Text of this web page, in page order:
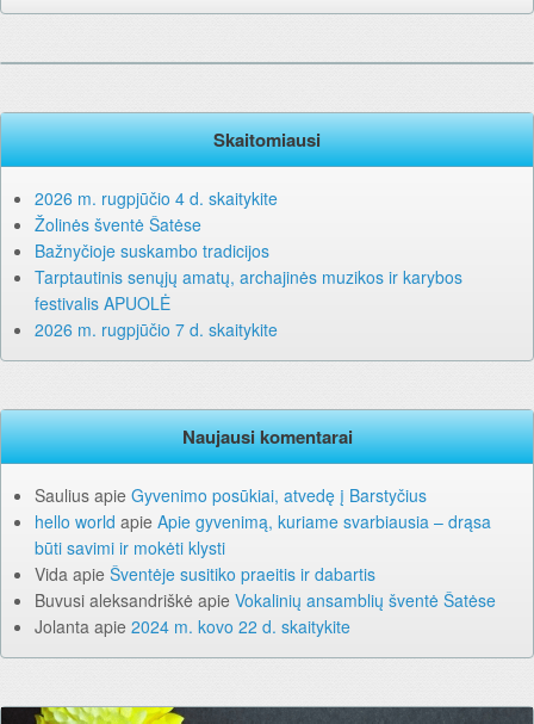
Skaitomiausi
2026 m. rugpjūčio 4 d. skaitykite
Žolinės šventė Šatėse
Bažnyčioje suskambo tradicijos
Tarptautinis senųjų amatų, archajinės muzikos ir karybos
festivalis APUOLĖ
2026 m. rugpjūčio 7 d. skaitykite
Naujausi komentarai
Saulius apie Gyvenimo posūkiai, atvedę į Barstyčius
hello world apie Apie gyvenimą, kuriame svarbiausia – drąsa
būti savimi ir mokėti klysti
Vida apie Šventėje susitiko praeitis ir dabartis
Buvusi aleksandriškė apie Vokalinių ansamblių šventė Šatėse
Jolanta apie 2024 m. kovo 22 d. skaitykite